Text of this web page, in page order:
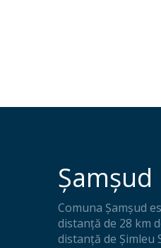
Șamșud
Comuna Șamșud
distanţă de 28 km
distanţă de Şimleu